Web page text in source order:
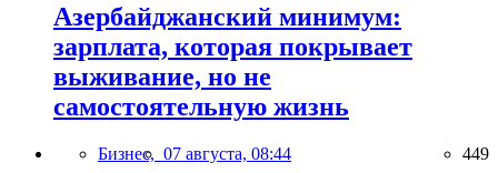
Азербайджанский минимум:
зарплата, которая покрывает
выживание, но не
самостоятельную жизнь
Бизнес, 07 августа, 08:44 449